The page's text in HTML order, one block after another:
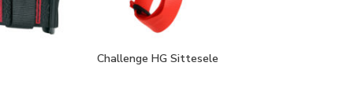
Challenge HG Sittesele